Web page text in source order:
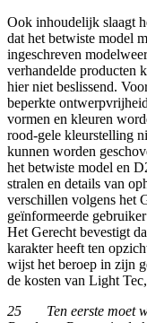
Ook inhoudelijk slaagt
dat het betwiste model
ingeschreven
verhandelde producten
hier niet beslissend.
beperkte
vormen en kleuren
rood-gele kleurstelling
kunnen worden
het betwiste model en
stralen en details van
verschillen volgens het
geïnformeerde
Het Gerecht bevestigt
karakter heeft ten
wijst het beroep in zijn
de kosten van Light
25 Ten eerste moet